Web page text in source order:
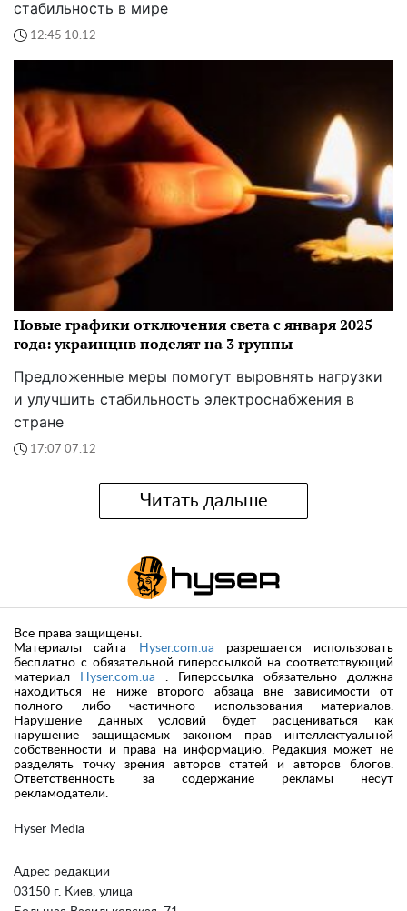
стабильность в мире
12:45 10.12
Новые графики отключения света с января 2025
года: украинцнв поделят на 3 группы
Предложенные меры помогут выровнять нагрузки
и улучшить стабильность электроснабжения в
стране
17:07 07.12
Читать дальше
Hyser Media
Адрес редакции
03150 г. Киев, улица
Все права защищены.
Материалы сайта
Hyser.com.ua разрешается использовать
бесплатно с обязательной гиперссылкой на соответствующий
материал
Hyser.com.ua . Гиперссылка обязательно должна
находиться не ниже второго абзаца вне зависимости от
полного либо частичного использования материалов.
Нарушение данных условий будет расцениваться как
нарушение защищаемых законом прав интеллектуальной
собственности и права на информацию. Редакция может не
разделять точку зрения авторов статей и авторов блогов.
Ответственность за содержание рекламы несут
рекламодатели.